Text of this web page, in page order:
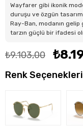
Wayfarer gibi ikonik
duruşu ve özgün
Ray-Ban, modanın
tarzın güçlü bir ifadesi
₺9.103,00
Renk Seçenekleri